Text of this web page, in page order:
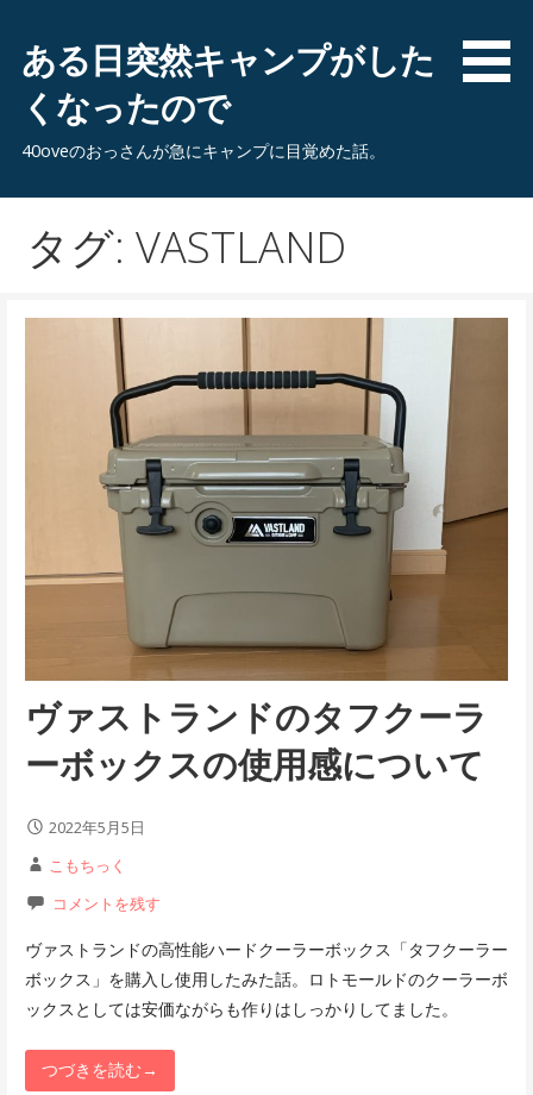
移
ある日突然キャンプがした
くなったので
40oveのおっさんが急にキャンプに目覚めた話。
タグ: VASTLAND
ヴァストランドのタフクーラ
ーボックスの使用感について
2022年5月5日
こもちっく
コメントを残す
ヴァストランドの高性能ハードクーラーボックス「タフクーラー
ボックス」を購入し使用したみた話。ロトモールドのクーラーボ
ックスとしては安価ながらも作りはしっかりしてました。
つづきを読む→